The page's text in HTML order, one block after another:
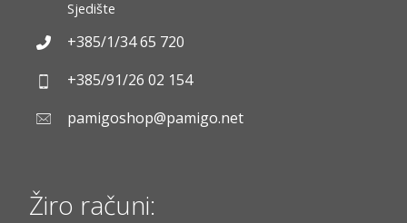
Sjedište
+385/1/34 65 720
+385/91/26 02 154
pamigoshop@pamigo.net
Žiro računi: